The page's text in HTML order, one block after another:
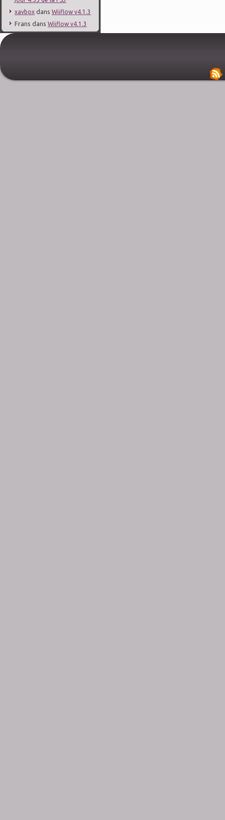
xavbox dans Wiiflow v4.1.3
Frans dans Wiiflow v4.1.3